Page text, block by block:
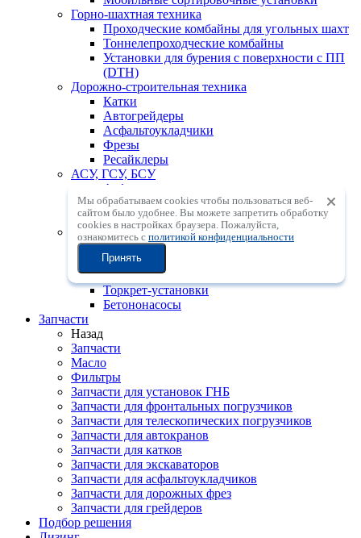
Горно-шахтная техника
Проходческие комбайны для угольных шахт
Тоннелепроходческие комбайны
Установки для бурения с поверхности с ПП
(DTH)
Дорожно-строительная техника
Катки
Автогрейдеры
Асфальтоукладчики
Фрезы
Ресайклеры
АСУ, ГСУ, БСУ
Асфальтосмесительные установки
Грунтосмесительные установки
Бетоносмесительные установки
Бетонное оборудование
Бетонораспределительные стрелы
Автобетононасосы
Автобетоносмесители
Торкрет-установки
Бетононасосы
Запчасти
Назад
Запчасти
Масло
Фильтры
Запчасти для установок ГНБ
Запчасти для фронтальных погрузчиков
Запчасти для телескопических погрузчиков
Запчасти для автокранов
Запчасти для катков
Запчасти для экскаваторов
Запчасти для асфальтоукладчиков
Запчасти для дорожных фрез
Запчасти для грейдеров
Подбор решения
Мы обрабатываем cookies чтобы пользоваться веб-
сайтом было удобнее. Вы можете запретить обработку
сookies в настройках браузера. Пожалуйста,
ознакомитесь с политикой конфиденциальности
Принять